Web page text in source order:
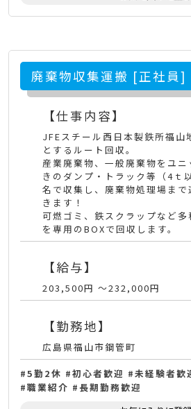
廃棄物収集運搬 [正社員]
【仕事内容】
JFEスチール西日本製鉄所福山
とするルート回収。
産業廃棄物、一般廃棄物をユニ
きのダンプ・トラック等（4ｔ
名で収集し、廃棄物処理場まで
きます！
可燃ゴミ、鉄スクラップなど
を専用のBOXで回収します。
【給与】
203,500円 〜232,000円
【勤務地】
広島県福山市鋼管町
5勤2休
初心者歓迎 未経験者歓
職業紹介
長期勤務歓迎